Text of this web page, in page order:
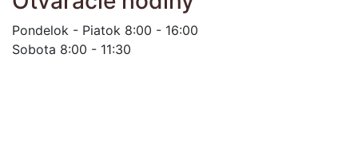
Pondelok - Piatok 8:00 - 16:00
Sobota 8:00 - 11:30